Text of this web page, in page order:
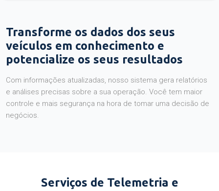
Transforme os dados dos seus
veículos em conhecimento e
potencialize os seus resultados
Com informações atualizadas, nosso sistema gera relatórios
e análises precisas sobre a sua operação. Você tem maior
controle e mais segurança na hora de tomar uma decisão de
negócios.
Serviços de Telemetria e